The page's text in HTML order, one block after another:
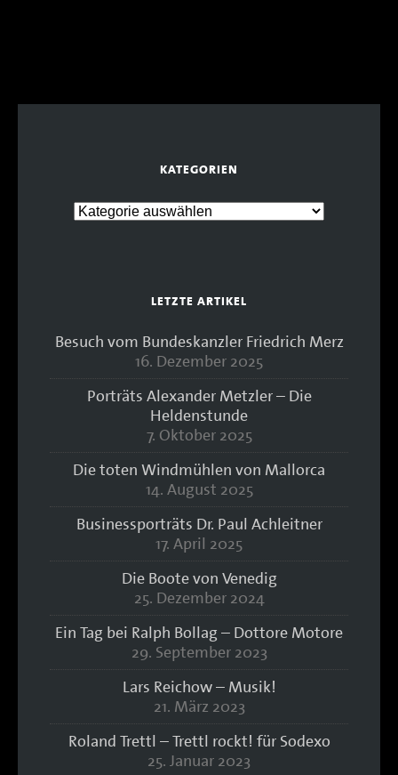
KATEGORIEN
LETZTE ARTIKEL
Besuch vom Bundeskanzler Friedrich Merz
16. Dezember 2025
Porträts Alexander Metzler – Die
Heldenstunde
7. Oktober 2025
Die toten Windmühlen von Mallorca
14. August 2025
Businessporträts Dr. Paul Achleitner
17. April 2025
Die Boote von Venedig
25. Dezember 2024
Ein Tag bei Ralph Bollag – Dottore Motore
29. September 2023
Lars Reichow – Musik!
21. März 2023
Roland Trettl – Trettl rockt! für Sodexo
25. Januar 2023